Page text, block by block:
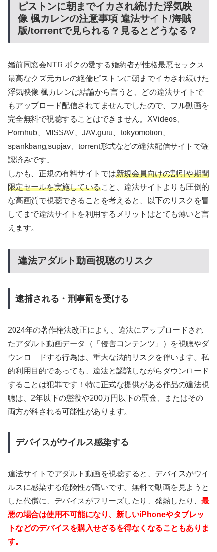
ピストンに朝までイカされ続けた浮気映
像 楓カレンの注意事項 違法サイト/海賊
版/torrentで見られる？見るとどうなる？
婚前同窓会NTR ボクの愛する婚約者が性格最悪セックス
最高なクズ元カレの絶倫ピストンに朝までイカされ続けた
浮気映像 楓カレンは結論から言うと、どの違法サイトで
もアップロード配信されてませんでしたので、フル動画を
完全無料で視聴することはできません。XVideos、
Pornhub、MISSAV、JAV.guru、tokyomotion、
spankbang,supjav、torrent形式などの違法配信サイトで確
認済みです。
しかも、正規の有料サイトでは新規会員向けの割引や期間
限定セールを実施していること、違法サイトよりも圧倒的
な高画質で視聴できることを考えると、以下のリスクを冒
してまで違法サイトを利用するメリットはとても薄いと言
えます。
違法アダルト動画視聴のリスク
逮捕される・刑事罰を受ける
2024年の著作権法改正により、違法にアップロードされ
たアダルト動画データ（「侵害コンテンツ」）を視聴やダ
ウンロードする行為は、重大な法的リスクを伴います。私
的利用目的であっても、違法と認識しながらダウンロード
することは犯罪です！特に正式な提供がある作品の違法視
聴は、2年以下の懲役や200万円以下の罰金、またはその
両方が科される可能性があります。
デバイスがウイルス感染する
違法サイトでアダルト動画を視聴すると、デバイスがウイ
ルスに感染する危険性が高いです。無料で動画を見ようと
した代償に、デバイスがフリーズしたり、発熱したり、 最
悪の場合は使用不可能になり、新しいiPhoneやタブレッ
トなどのデバイスを購入せざるを得なくなることもありま
す。